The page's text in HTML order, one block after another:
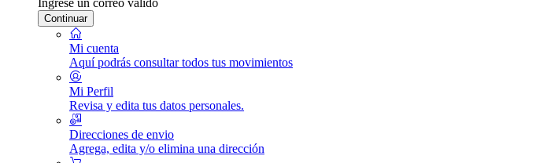
Continuar
Mi cuenta
Aquí podrás consultar todos tus movimientos
Mi Perfil
Revisa y edita tus datos personales.
Direcciones de envio
Agrega, edita y/o elimina una dirección